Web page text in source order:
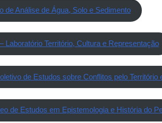
de Análise de Água, Solo e Sedimento
– Laboratório Território, Cultura e Representação
de Estudos sobre Conflitos pelo Território
de Estudos em Epistemologia e História do